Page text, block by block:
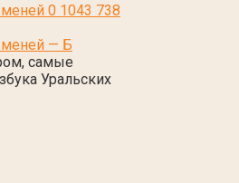
0 1043 738
— Б
самые
Уральских